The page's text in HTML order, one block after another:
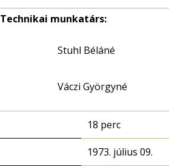
Technikai munkatárs:
Stuhl Béláné
Váczi Györgyné
18 perc
1973. július 09.